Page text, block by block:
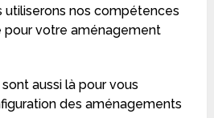
utiliserons nos compétences
pour votre aménagement
aussi là pour vous
des aménagements